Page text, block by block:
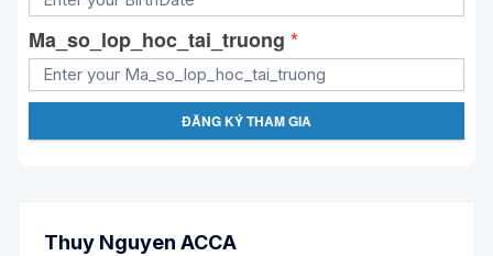
Ma_so_lop_hoc_tai_truong *
ĐĂNG KÝ THAM GIA
Thuy Nguyen ACCA